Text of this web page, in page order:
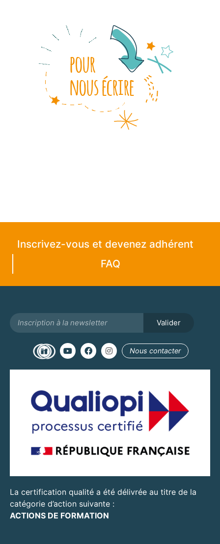
Inscrivez-vous et devenez adhérent
FAQ
Valider
Nous contacter
La certification qualité a été délivrée au titre de la
catégorie d’action suivante :
ACTIONS DE FORMATION